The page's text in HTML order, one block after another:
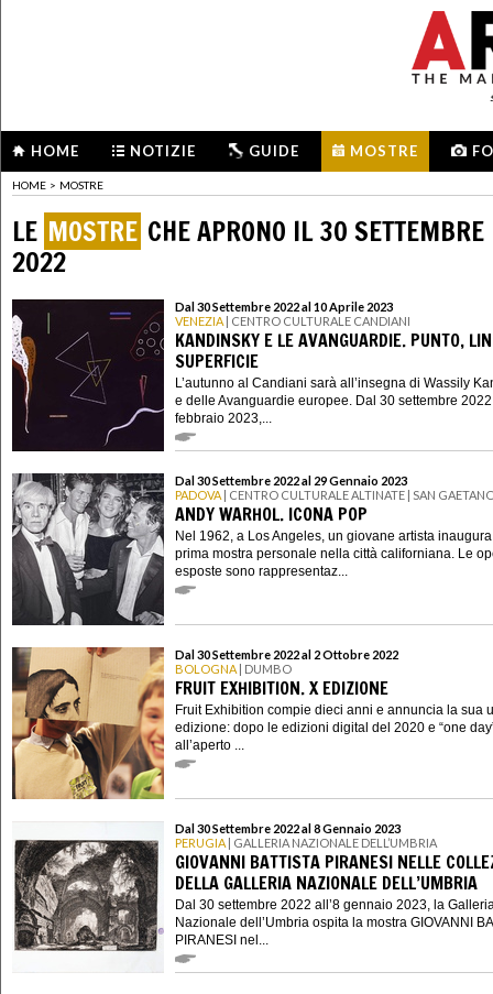
HOME NOTIZIE GUIDE MOSTRE
HOME > MOSTRE
LE MOSTRE CHE APRONO IL 30 SETTEMBRE
2022
Dal 30 Settembre 2022 al 10 Aprile 2023
VENEZIA | CENTRO CULTURALE CANDIANI
KANDINSKY E LE AVANGUARDIE. PUNTO,
SUPERFICIE
L’autunno al Candiani sarà all’insegna di Wassily
e delle Avanguardie europee. Dal 30 settembre
febbraio 2023,...
Dal 30 Settembre 2022 al 29 Gennaio 2023
PADOVA | CENTRO CULTURALE ALTINATE | SAN
ANDY WARHOL. ICONA POP
Nel 1962, a Los Angeles, un giovane artista
prima mostra personale nella città californiana. Le
esposte sono rappresentaz...
Dal 30 Settembre 2022 al 2 Ottobre 2022
BOLOGNA | DUMBO
FRUIT EXHIBITION. X EDIZIONE
Fruit Exhibition compie dieci anni e annuncia la sua
edizione: dopo le edizioni digital del 2020 e “one
all’aperto ...
Dal 30 Settembre 2022 al 8 Gennaio 2023
PERUGIA | GALLERIA NAZIONALE DELL’UMBRIA
GIOVANNI BATTISTA PIRANESI NELLE
DELLA GALLERIA NAZIONALE DELL’UMBRIA
Dal 30 settembre 2022 all’8 gennaio 2023, la
Nazionale dell’Umbria ospita la mostra GIOVANNI
PIRANESI nel...